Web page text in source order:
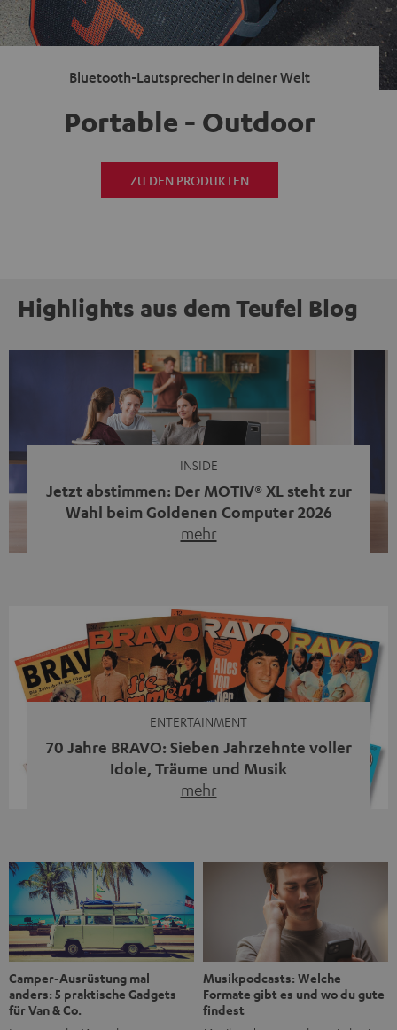
Bluetooth-Lautsprecher in deiner Welt
Portable - Outdoor
ZU DEN PRODUKTEN
Highlights aus dem Teufel Blog
INSIDE
Jetzt abstimmen: Der MOTIV® XL steht zur
Wahl beim Goldenen Computer 2026
mehr
Streaming-System vereint hochwertige HiFi-Technik,
moderne Streaming-Funktionen und hohe Flexibilität in
einem einzigen Gerät – und zeigt, dass man für großen
Sound heute keine klassische HiFi-Anlage mehr braucht.
ENTERTAINMENT
70 Jahre BRAVO: Sieben Jahrzehnte voller
Idole, Träume und Musik
mehr
1956 begleitet das Magazin Jugendliche durch Rock und
Pop, kleine Schwärmereien und große Fragen. Zum 70.
Jubiläum werfen wir einen Blick zurück. Vom Filmheft zur
Jugendmarke: Wie die BRAVO ihren Ton fand Als die […]
Camper-Ausrüstung mal
anders: 5 praktische Gadgets
für Van & Co.
Musikpodcasts: Welche
Formate gibt es und wo du gute
findest